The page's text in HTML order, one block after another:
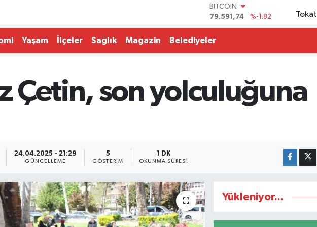
DOLAR
45,43620
%0.02
EURO
53,38690
6862,09000
14.598,00
%0
Tokat
Yaşam İlçeler Sağlık Magazin Belediyeler
Çetin, son yolculuğuna
24.04.2025 - 21:29
GÜNCELLEME
5
GÖSTERIM
1 DK
OKUNMA SÜRESI
Yükleniyor...